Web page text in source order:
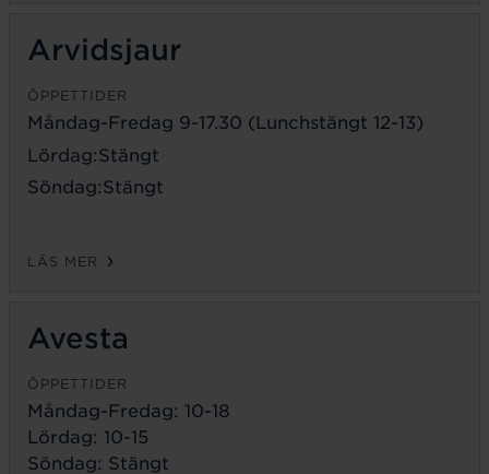
Arvidsjaur
ÖPPETTIDER
Måndag-Fredag 9-17.30 (Lunchstängt 12-13)
Lördag:Stängt
Söndag:Stängt
LÄS MER
Avesta
ÖPPETTIDER
Måndag-Fredag: 10-18
Lördag: 10-15
Söndag: Stängt